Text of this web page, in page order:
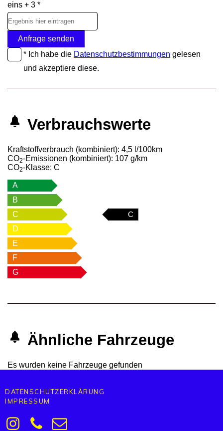
eins + 3 *
Anfrage senden
* Ich habe die Datenschutzbestimmungen gelesen
und akzeptiere diese.
Verbrauchswerte
Kraftstoffverbrauch (kombiniert): 4,5 l/100km
CO2-Emissionen (kombiniert): 107 g/km
CO2-Klasse: C
A
B
C
C
D
E
F
G
Ähnliche Fahrzeuge
Es wurden keine Fahrzeuge gefunden
DATENSCHUTZERKLÄRUNG
IMPRESSUM